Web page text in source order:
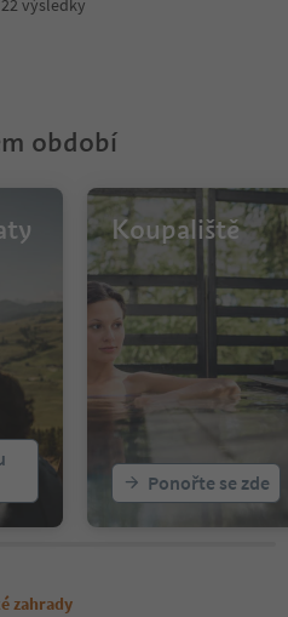
22 výsledky
období
Koupaliště
Ponořte se zde
zahrady